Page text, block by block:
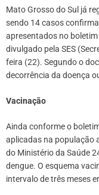
Mato Grosso do Sul já
sendo 14 casos
apresentados no
divulgado pela SES
feira (22). Segundo o
decorrência da doença
Vacinação
Ainda conforme o
aplicadas na população
do Ministério da Saúde
dengue. O esquema
intervalo de três meses